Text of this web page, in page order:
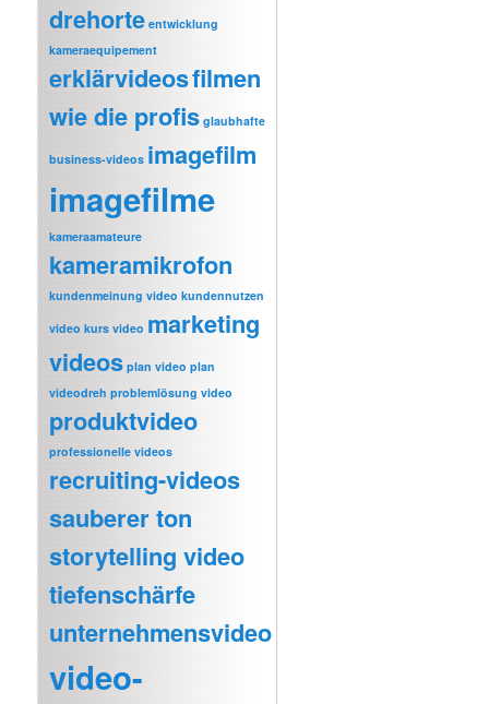
drehorte entwicklung
kameraequipement
erklärvideosfilmen
wie die profis glaubhafte
business-videos imagefilm
imagefilme
kameraamateure
kameramikrofon
kundenmeinung video kundennutzen
video kurs video marketing
videos plan video plan
videodreh problemlösung video
produktvideo
professionelle videos
recruiting-videos
sauberer ton
storytelling video
tiefenschärfe
unternehmensvideo
video-